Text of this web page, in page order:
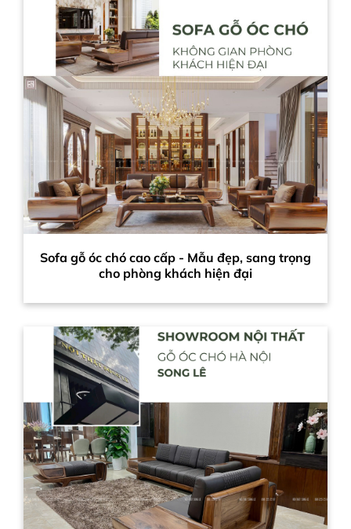
Sofa gỗ óc chó cao cấp - Mẫu đẹp, sang trọng
cho phòng khách hiện đại